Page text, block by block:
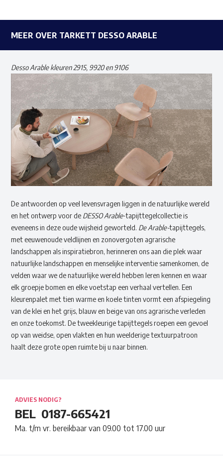
MEER OVER TARKETT DESSO ARABLE
Desso Arable kleuren 2915, 9920 en 9106
De antwoorden op veel levensvragen liggen in de natuurlijke wereld
en het ontwerp voor de DESSO Arable-tapijttegelcollectie is
eveneens in deze oude wijsheid geworteld. De Arable-tapijttegels,
met eeuwenoude veldlijnen en zonovergoten agrarische
landschappen als inspiratiebron, herinneren ons aan die plek waar
natuurlijke landschappen en menselijke interventie samenkomen, de
velden waar we de natuurlijke wereld hebben leren kennen en waar
elk groepje bomen en elke voetstap een verhaal vertellen. Een
kleurenpalet met tien warme en koele tinten vormt een afspiegeling
van de klei en het grijs, blauw en beige van ons agrarische verleden
en onze toekomst. De tweekleurige tapijttegels roepen een gevoel
op van weidse, open vlakten en hun weelderige textuurpatroon
haalt deze grote open ruimte bij u naar binnen.
ADVIES NODIG?
BEL 0187-665421
Ma. t/m vr. bereikbaar van 09.00 tot 17.00 uur